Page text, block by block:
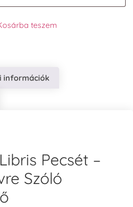
teszem
információk
Pecsét –
Szóló